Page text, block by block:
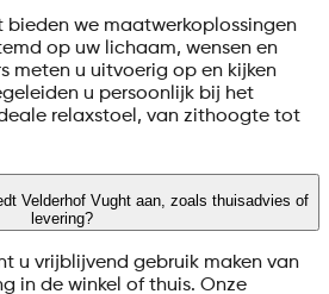
bieden we maatwerkoplossingen
op uw lichaam, wensen en
meten u uitvoerig op en kijken
u persoonlijk bij het
relaxstoel, van zithoogte tot
Velderhof Vught aan, zoals thuisadvies of
levering?
u vrijblijvend gebruik maken van
in de winkel of thuis. Onze